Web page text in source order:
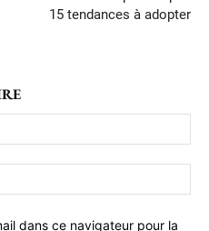
15 tendances à adopter
:*
:*
dans ce navigateur pour la